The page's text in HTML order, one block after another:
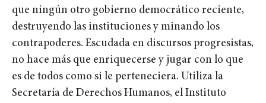
que ningún otro gobierno democrático reciente,
destruyendo las instituciones y minando los
contrapoderes. Escudada en discursos progresistas,
no hace más que enriquecerse y jugar con lo que
es de todos como si le perteneciera. Utiliza la
Secretaría de Derechos Humanos, el Instituto